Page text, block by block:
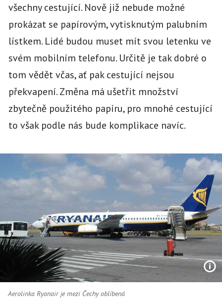
všechny cestující. Nově již nebude možné
prokázat se papírovým, vytisknutým palubním
lístkem. Lidé budou muset mít svou letenku ve
svém mobilním telefonu. Určitě je tak dobré o
tom vědět včas, ať pak cestující nejsou
překvapení. Změna má ušetřit množství
zbytečně použitého papíru, pro mnohé cestující
to však podle nás bude komplikace navíc.
Aerolinka Ryanair je mezi Čechy oblíbená